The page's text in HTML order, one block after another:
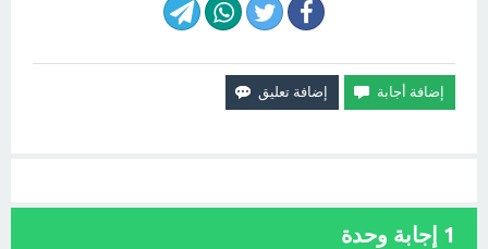
1 إجابة وحدة